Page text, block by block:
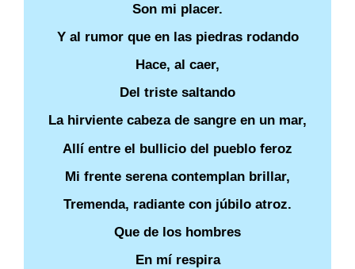
Son mi placer.
Y al rumor que en las piedras rodando
Hace, al caer,
Del triste saltando
La hirviente cabeza de sangre en un mar,
Allí entre el bullicio del pueblo feroz
Mi frente serena contemplan brillar,
Tremenda, radiante con júbilo atroz.
Que de los hombres
En mí respira